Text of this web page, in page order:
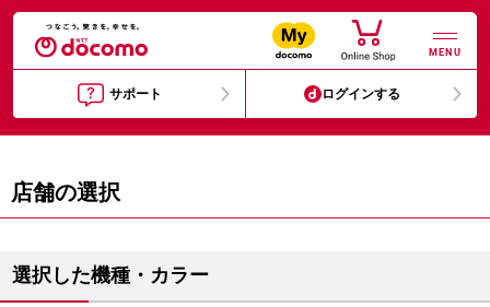
MENU
サポート ログインする
店舗の選択
選択した機種・カラー